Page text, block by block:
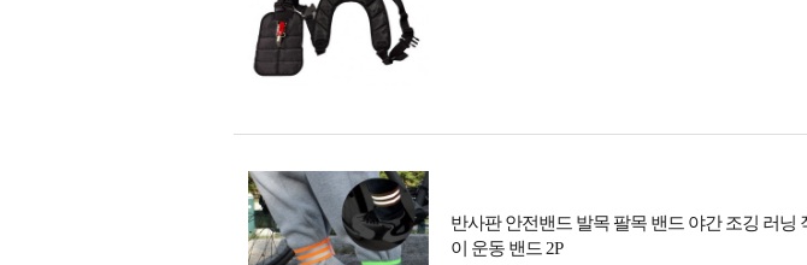
반사판 안전밴드 발목 팔목 밴드 야간 조깅 러닝
이 운동 밴드 2P